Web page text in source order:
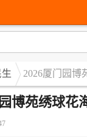
生 2026厦门园博
博苑绣球花